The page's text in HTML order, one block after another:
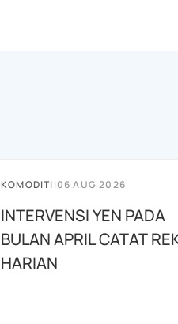
KOMODITI|06 AUG 2026
INTERVENSI YEN PADA
BULAN APRIL CATAT
HARIAN